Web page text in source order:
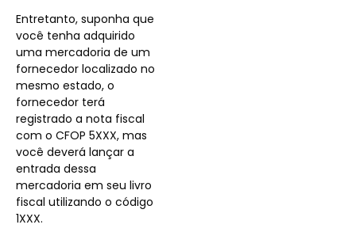
Entretanto, suponha que
você tenha adquirido
uma mercadoria de um
fornecedor localizado no
mesmo estado, o
fornecedor terá
registrado a nota fiscal
com o CFOP 5XXX, mas
você deverá lançar a
entrada dessa
mercadoria em seu livro
fiscal utilizando o código
1XXX.